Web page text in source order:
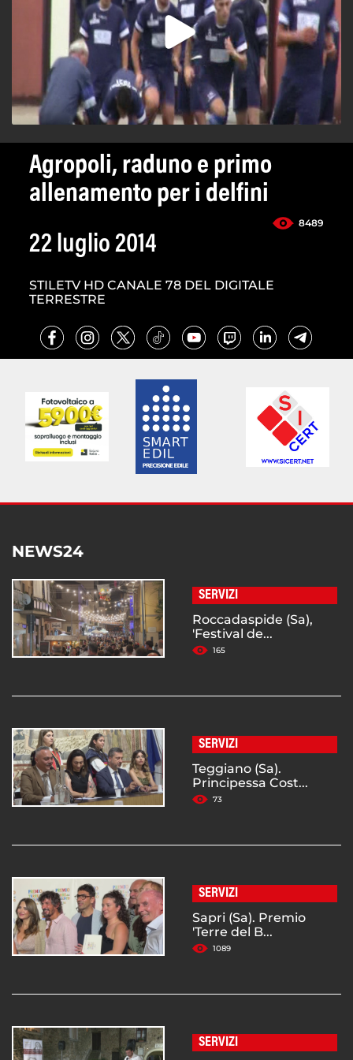
Agropoli, raduno e primo
allenamento per i delfini
8489
22 luglio 2014
STILETV HD CANALE 78 DEL DIGITALE
TERRESTRE
NEWS24
SERVIZI
Roccadaspide (Sa),
'Festival de...
165
SERVIZI
Teggiano (Sa).
Principessa Cost...
73
SERVIZI
Sapri (Sa). Premio
'Terre del B...
1089
SERVIZI